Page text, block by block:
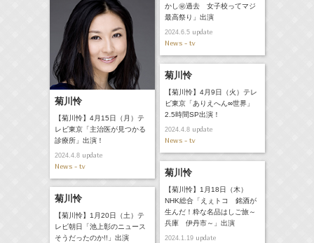
かし㊙過去 女子校ってマジ
最高祭り」出演
2024.6.5update
News - tv
菊川怜
【菊川怜】4月15日（月）テ
レビ東京「主治医が見つかる
診療所」出演！
2024.4.8update
News - tv
菊川怜
【菊川怜】4月9日（火）テレ
ビ東京「ありえへん∞世界」
2.5時間SP出演！
2024.4.8update
News - tv
菊川怜
【菊川怜】1月18日（木）
NHK総合「えぇトコ 銘酒が
生んだ！粋な名品はしご旅～
兵庫 伊丹市～」出演
2024.1.19update
菊川怜
【菊川怜】1月20日（土）テ
レビ朝日「池上彰のニュース
そうだったのか!!」出演